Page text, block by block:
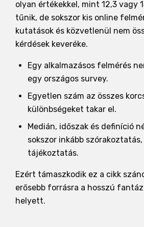
olyan értékekkel, mint 12,3 vagy
tűnik, de sokszor kis online
kutatások és közvetlenül nem
kérdések keveréke.
Egy alkalmazásos felmérés
egy országos survey.
Egyetlen szám az összes
különbségeket takar el.
Medián, időszak és definíció
sokszor inkább
tájékoztatás.
Ezért támaszkodik ez a cikk
erősebb forrásra a hosszú
helyett.